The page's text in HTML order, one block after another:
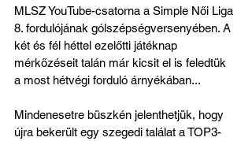
MLSZ YouTube-csatorna a Simple Női Liga
8. fordulójának gólszépségversenyében. A
két és fél héttel ezelőtti játéknap
mérkőzéseit talán már kicsit el is feledtük
a most hétvégi forduló árnyékában...
Mindenesetre büszkén jelenthetjük, hogy
újra bekerült egy szegedi találat a TOP3-